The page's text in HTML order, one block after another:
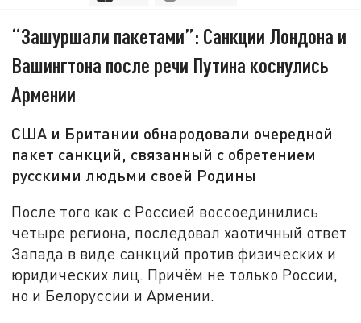
“Зашуршали пакетами”: Санкции Лондона и
Вашингтона после речи Путина коснулись
Армении
США и Британии обнародовали очередной
пакет санкций, связанный с обретением
русскими людьми своей Родины
После того как с Россией воссоединились
четыре региона, последовал хаотичный ответ
Запада в виде санкций против физических и
юридических лиц. Причём не только России,
но и Белоруссии и Армении.